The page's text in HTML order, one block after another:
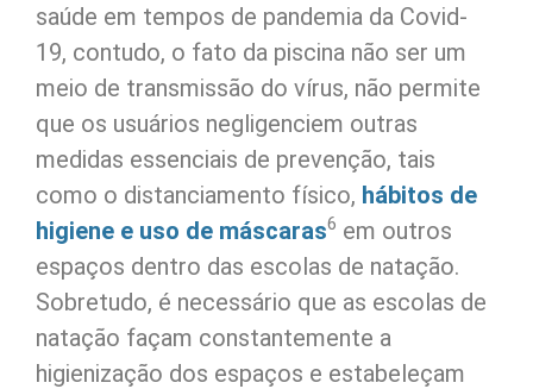
saúde em tempos de pandemia da Covid-
19, contudo, o fato da piscina não ser um
meio de transmissão do vírus, não permite
que os usuários negligenciem outras
medidas essenciais de prevenção, tais
como o distanciamento físico, hábitos de
higiene e uso de máscaras6 em outros
espaços dentro das escolas de natação.
Sobretudo, é necessário que as escolas de
natação façam constantemente a
higienização dos espaços e estabeleçam